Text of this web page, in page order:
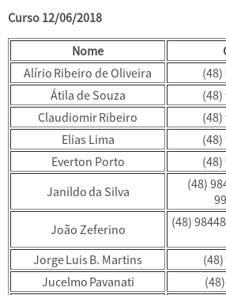
Curso 12/06/2018
Nome
Alírio Ribeiro de Oliveira
(48)
Átila de Souza
(48)
Claudiomir Ribeiro
(48)
Elias Lima
(48)
Everton Porto
(48)
Janildo da Silva
(48)
João Zeferino
(48)
Jorge Luis B. Martins
Jucelmo Pavanati